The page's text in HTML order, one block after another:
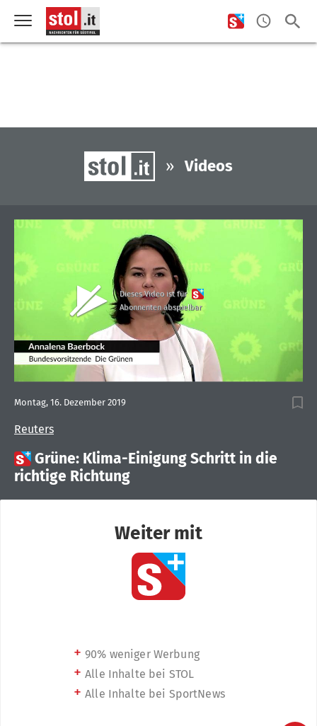
» Videos
Dieses Video ist für
Abonnenten abspielbar
Reuters
Montag, 16. Dezember 2019
Grüne: Klima-Einigung Schritt in die
richtige Richtung